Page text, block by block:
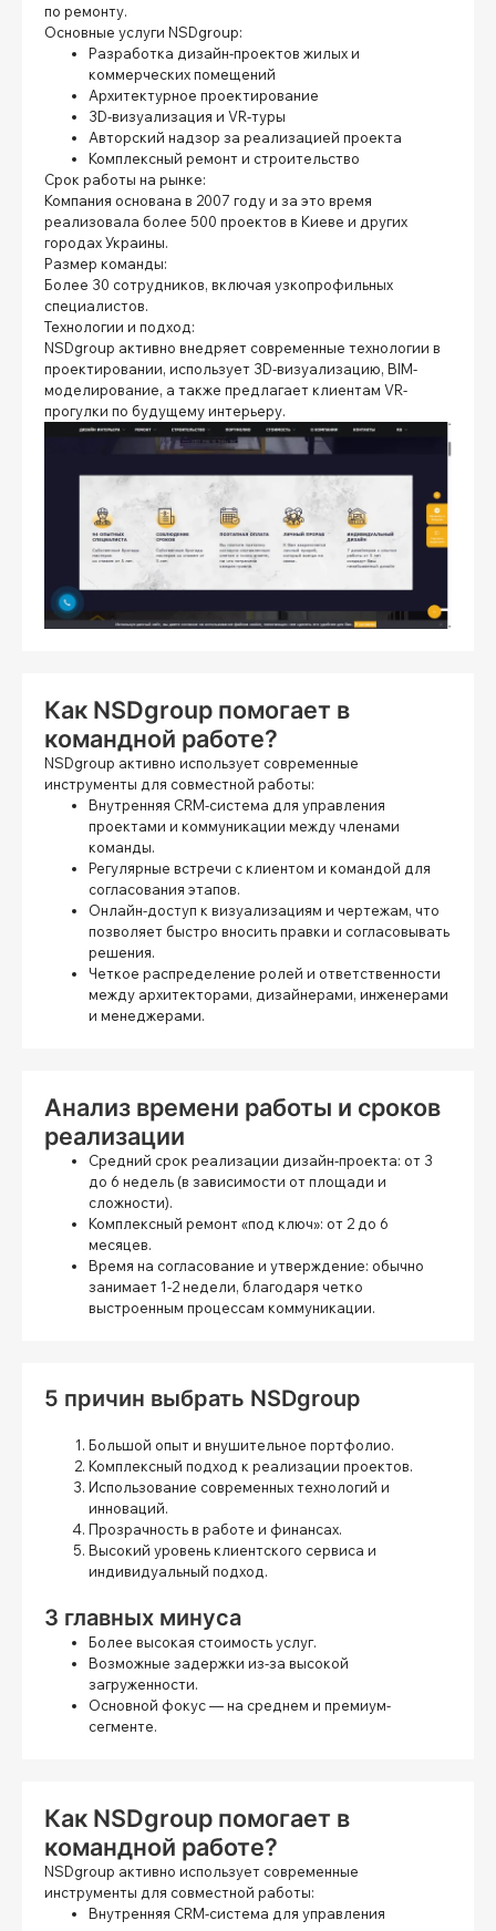
по ремонту.
Основные услуги NSDgroup:
Разработка дизайн-проектов жилых и
коммерческих помещений
Архитектурное проектирование
3D-визуализация и VR-туры
Авторский надзор за реализацией проекта
Комплексный ремонт и строительство
Срок работы на рынке:
Компания основана в 2007 году и за это время
реализовала более 500 проектов в Киеве и других
городах Украины.
Размер команды:
Более 30 сотрудников, включая узкопрофильных
специалистов.
Технологии и подход:
NSDgroup активно внедряет современные технологии в
проектировании, использует 3D-визуализацию, BIM-
моделирование, а также предлагает клиентам VR-
прогулки по будущему интерьеру.
Как NSDgroup помогает в
командной работе?
NSDgroup активно использует современные
инструменты для совместной работы:
Внутренняя CRM-система для управления
проектами и коммуникации между членами
команды.
Регулярные встречи с клиентом и командой для
согласования этапов.
Онлайн-доступ к визуализациям и чертежам, что
позволяет быстро вносить правки и согласовывать
решения.
Четкое распределение ролей и ответственности
между архитекторами, дизайнерами, инженерами
и менеджерами.
Анализ времени работы и сроков
реализации
Средний срок реализации дизайн-проекта: от 3
до 6 недель (в зависимости от площади и
сложности).
Комплексный ремонт «под ключ»: от 2 до 6
месяцев.
Время на согласование и утверждение: обычно
занимает 1-2 недели, благодаря четко
выстроенным процессам коммуникации.
5 причин выбрать NSDgroup
Большой опыт и внушительное портфолио.
Комплексный подход к реализации проектов.
Использование современных технологий и
инноваций.
Прозрачность в работе и финансах.
Высокий уровень клиентского сервиса и
индивидуальный подход.
3 главных минуса
Более высокая стоимость услуг.
Возможные задержки из-за высокой
загруженности.
Основной фокус — на среднем и премиум-
сегменте.
Как NSDgroup помогает в
командной работе?
NSDgroup активно использует современные
инструменты для совместной работы:
Внутренняя CRM-система для управления